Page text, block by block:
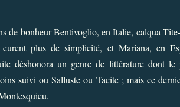
de bonheur Bentivoglio, en Italie, calqua
plus de simplicité, et Mariana, en
déshonora un genre de littérature dont
suivi ou Salluste ou Tacite ; mais ce